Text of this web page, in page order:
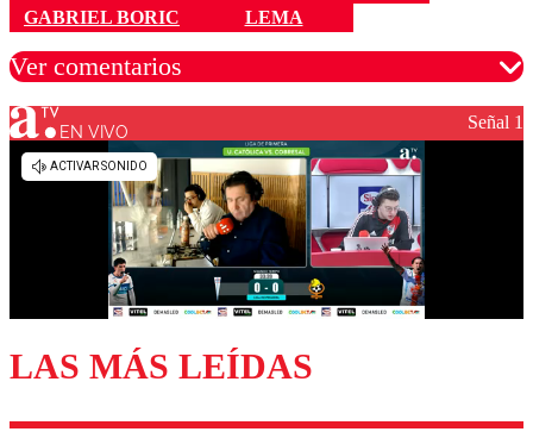
GABRIEL BORIC
LEMA
Ver comentarios
Los comentarios son moderados para garantizar un
diálogo respetuoso.
Enviar comentario
EN VIVO Señal 1
LAS MÁS LEÍDAS